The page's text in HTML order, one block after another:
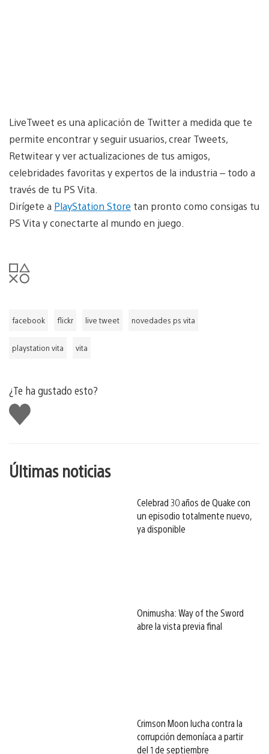
LiveTweet es una aplicación de Twitter a medida que te
permite encontrar y seguir usuarios, crear Tweets,
Retwitear y ver actualizaciones de tus amigos,
celebridades favoritas y expertos de la industria – todo a
través de tu PS Vita.
Dirígete a PlayStation Store tan pronto como consigas tu
PS Vita y conectarte al mundo en juego.
facebook flickr live tweet novedades ps vita
playstation vita vita
¿Te ha gustado esto?
Me
gusta
Últimas noticias
Celebrad 30 años de Quake con
un episodio totalmente nuevo,
ya disponible
Onimusha: Way of the Sword
abre la vista previa final
Crimson Moon lucha contra la
corrupción demoníaca a partir
del 1 de septiembre